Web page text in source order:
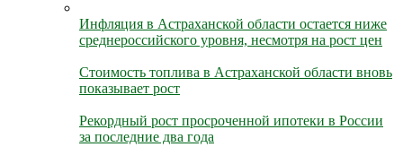
Инфляция в Астраханской области остается ниже
среднероссийского уровня, несмотря на рост цен
Стоимость топлива в Астраханской области вновь
показывает рост
Рекордный рост просроченной ипотеки в России
за последние два года